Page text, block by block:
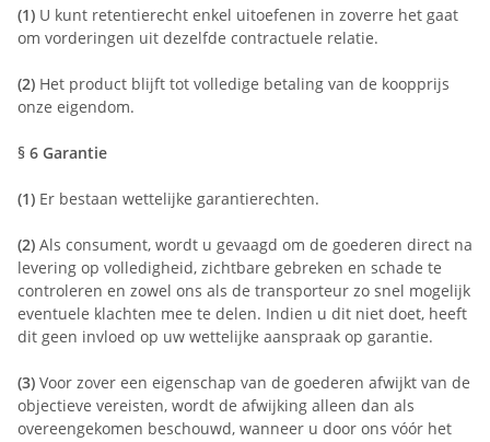
(1) U kunt retentierecht enkel uitoefenen in zoverre het gaat
om vorderingen uit dezelfde contractuele relatie.
(2) Het product blijft tot volledige betaling van de koopprijs
onze eigendom.
§ 6 Garantie
(1) Er bestaan wettelijke garantierechten.
(2) Als consument, wordt u gevaagd om de goederen direct na
levering op volledigheid, zichtbare gebreken en schade te
controleren en zowel ons als de transporteur zo snel mogelijk
eventuele klachten mee te delen. Indien u dit niet doet, heeft
dit geen invloed op uw wettelijke aanspraak op garantie.
(3) Voor zover een eigenschap van de goederen afwijkt van de
objectieve vereisten, wordt de afwijking alleen dan als
overeengekomen beschouwd, wanneer u door ons vóór het